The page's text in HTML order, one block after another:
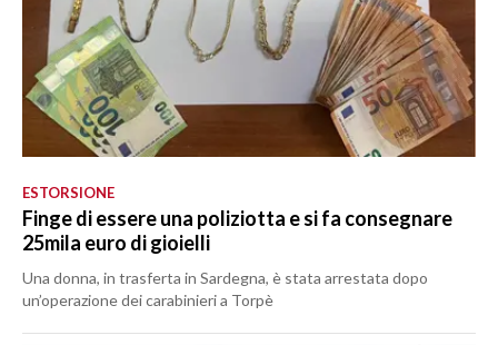
ESTORSIONE
Finge di essere una poliziotta e si fa consegnare
25mila euro di gioielli
Una donna, in trasferta in Sardegna, è stata arrestata dopo
un’operazione dei carabinieri a Torpè